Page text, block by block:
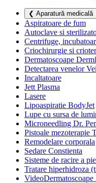
❮ Aparatură medicală
Aspiratoare de fum
Autoclave si
Centrifuge,
Criochirurgie si
Dermatoscoape
Detectarea venelor
Incaltatoare
Jett Plasma
Lasere
Lipoaspiratie BodyJet
Lupe cu sursa de
Microneedling Dr.
Pistoale mezoterapie
Remodelare corporala
Sedare Constienta
Sisteme de racire a
Tratare hiperhidroza
VideoDermatoscoape